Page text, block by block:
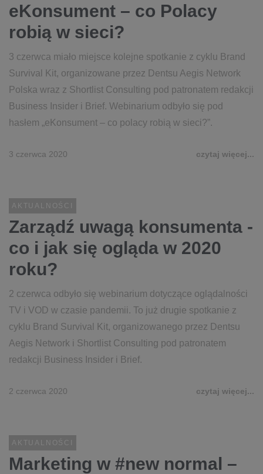
eKonsument – co Polacy
robią w sieci?
3 czerwca miało miejsce kolejne spotkanie z cyklu Brand
Survival Kit, organizowane przez Dentsu Aegis Network
Polska wraz z Shortlist Consulting pod patronatem redakcji
Business Insider i Brief. Webinarium odbyło się pod
hasłem „eKonsument – co polacy robią w sieci?”.
3 czerwca 2020 czytaj więcej...
AKTUALNOŚCI
Zarządź uwagą konsumenta -
co i jak się ogląda w 2020
roku?
2 czerwca odbyło się webinarium dotyczące oglądalności
TV i VOD w czasie pandemii. To już drugie spotkanie z
cyklu Brand Survival Kit, organizowanego przez Dentsu
Aegis Network i Shortlist Consulting pod patronatem
redakcji Business Insider i Brief.
2 czerwca 2020 czytaj więcej...
AKTUALNOŚCI
Marketing w #new normal –